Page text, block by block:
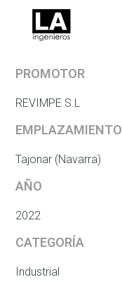
PROMOTOR
REVIMPE S.L
EMPLAZAMIENTO
Tajonar (Navarra)
AÑO
2022
CATEGORÍA
Industrial